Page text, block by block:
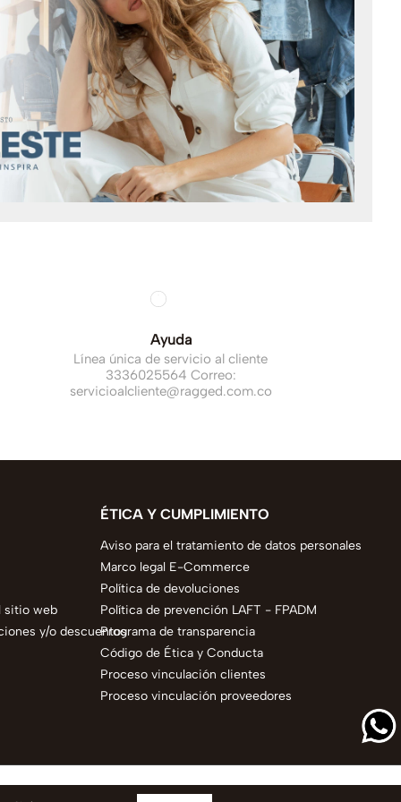
Ayuda
Línea única de servicio al cliente
3336025564 Correo:
servicioalcliente@ragged.com.co
sitio web
y/o descuentos
ÉTICA Y CUMPLIMIENTO
Aviso para el tratamiento de datos personales
Marco legal E-Commerce
Política de devoluciones
Política de prevención LAFT - FPADM
Programa de transparencia
Código de Ética y Conducta
Proceso vinculación clientes
Proceso vinculación proveedores